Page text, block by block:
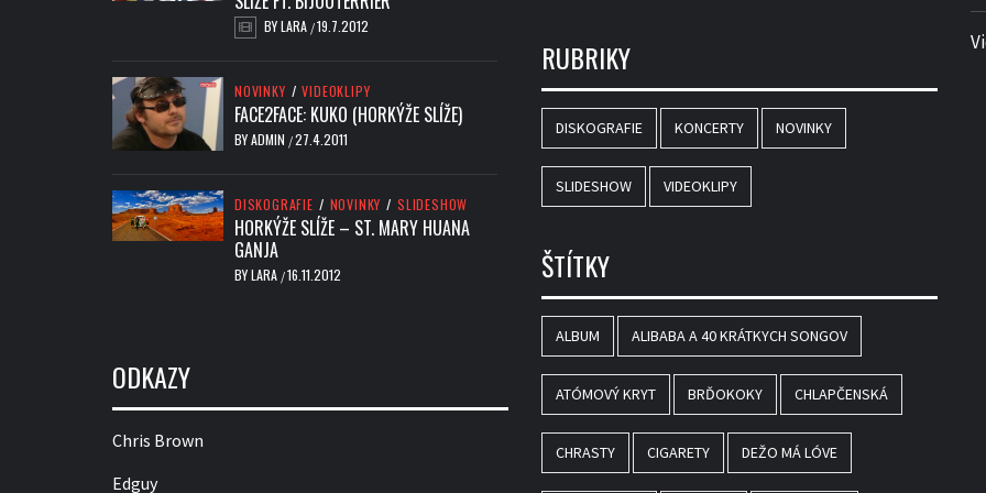
BYLARA /19.7.2012
NOVINKY / VIDEOKLIPY
FACE2FACE: KUKO (HORKÝŽE SLÍŽE)
BYADMIN /27.4.2011
DISKOGRAFIE / NOVINKY / SLIDESHOW
HORKÝŽE SLÍŽE – ST. MARY HUANA
GANJA
BYLARA /16.11.2012
ODKAZY
Chris Brown
Edguy
RUBRIKY
DISKOGRAFIE KONCERTY NOVINKY
SLIDESHOW VIDEOKLIPY
ŠTÍTKY
ALBUM ALIBABA A 40 KRÁTKYCH SONGOV
ATÓMOVÝ KRYT BRĎOKOKY CHLAPČENSKÁ
CHRASTY CIGARETY DEŽO MÁ LÓVE